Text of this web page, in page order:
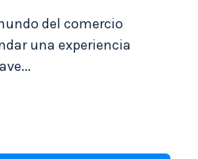
del comercio
una experiencia